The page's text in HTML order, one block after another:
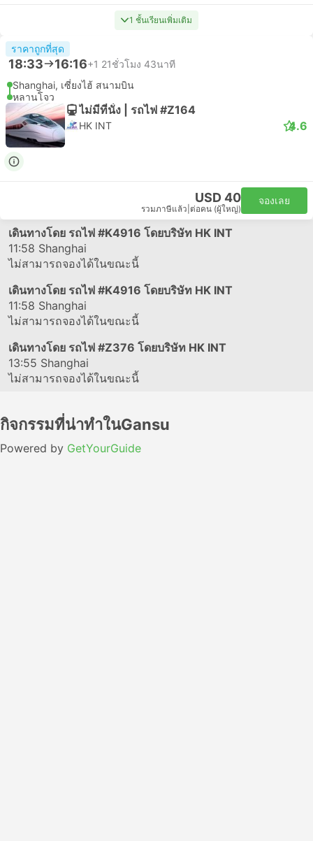
1 ชั้นเรียนเพิ่มเติม
ราคาถูกที่สุด
18:33 16:16+1 21ชั่วโมง 43นาที
Shanghai, เซี่ยงไฮ้ สนามบิน
หลานโจว
ไม่มีที่นั่ง | รถไฟ #Z164
HK INT 4.6
USD 40
รวมภาษีแล้ว ต่อคน (ผู้ใหญ่)
จองเลย
เดินทางโดย รถไฟ #K4916 โดยบริษัท HK INT
11:58 Shanghai
ไม่สามารถจองได้ในขณะนี้
เดินทางโดย รถไฟ #K4916 โดยบริษัท HK INT
11:58 Shanghai
ไม่สามารถจองได้ในขณะนี้
เดินทางโดย รถไฟ #Z376 โดยบริษัท HK INT
13:55 Shanghai
ไม่สามารถจองได้ในขณะนี้
กิจกรรมที่น่าทำในGansu
Powered by GetYourGuide